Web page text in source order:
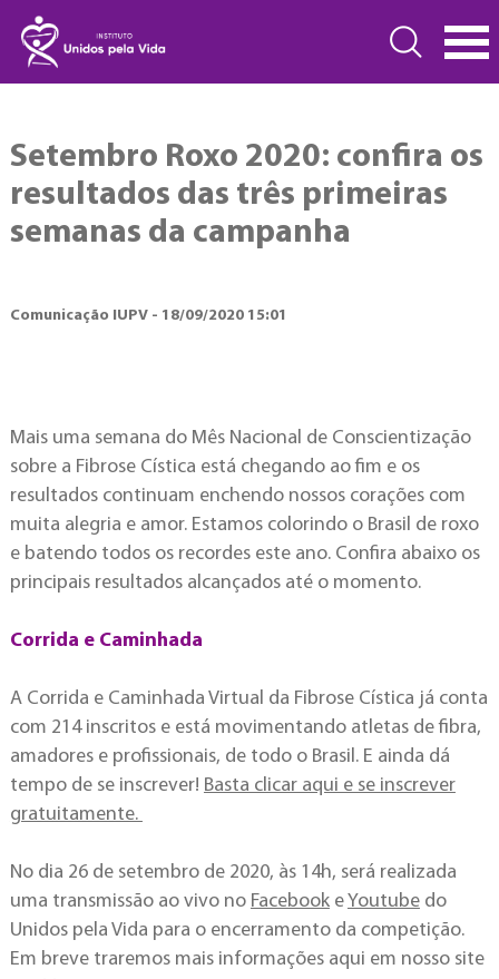
Setembro Roxo 2020: confira os
resultados das três primeiras
semanas da campanha
Comunicação IUPV - 18/09/2020 15:01
Mais uma semana do Mês Nacional de Conscientização
sobre a Fibrose Cística está chegando ao fim e os
resultados continuam enchendo nossos corações com
muita alegria e amor. Estamos colorindo o Brasil de roxo
e batendo todos os recordes este ano. Confira abaixo os
principais resultados alcançados até o momento.
Corrida e Caminhada
A Corrida e Caminhada Virtual da Fibrose Cística já conta
com 214 inscritos e está movimentando atletas de fibra,
amadores e profissionais, de todo o Brasil. E ainda dá
tempo de se inscrever! Basta clicar aqui e se inscrever
gratuitamente.
No dia 26 de setembro de 2020, às 14h, será realizada
uma transmissão ao vivo no FacebookeYoutubedo
Unidos pela Vida para o encerramento da competição.
Em breve traremos mais informações aqui em nosso site